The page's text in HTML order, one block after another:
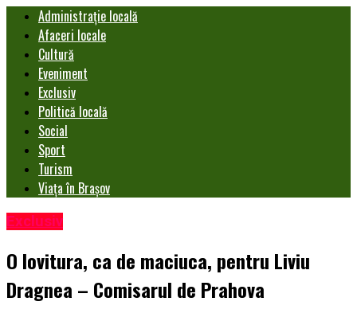
Administrație locală
Afaceri locale
Cultură
Eveniment
Exclusiv
Politică locală
Social
Sport
Turism
Viața în Brașov
Exclusiv
O lovitura, ca de maciuca, pentru Liviu
Dragnea – Comisarul de Prahova